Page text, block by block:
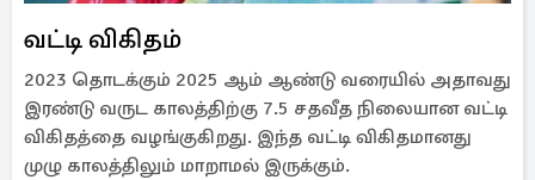
வட்டி விகிதம்
2023 தொடக்கும் 2025 ஆம் ஆண்டு வரையில் அதாவது
இரண்டு வருட காலத்திற்கு 7.5 சதவீத நிலையான வட்டி
விகிதத்தை வழங்குகிறது. இந்த வட்டி விகிதமானது
முழு காலத்திலும் மாறாமல் இருக்கும்.